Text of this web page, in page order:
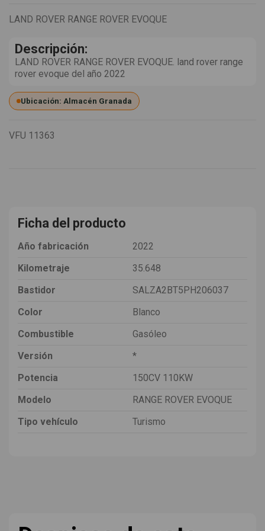
LAND ROVER RANGE ROVER EVOQUE
Descripción:
LAND ROVER RANGE ROVER EVOQUE. land rover range
rover evoque del año 2022
Ubicación: Almacén Granada
VFU 11363
Ficha del producto
Año fabricación
2022
Kilometraje
35.648
Bastidor
SALZA2BT5PH206037
Color
Blanco
Combustible
Gasóleo
Versión
*
Potencia
150CV 110KW
Modelo
RANGE ROVER EVOQUE
Tipo vehículo
Turismo